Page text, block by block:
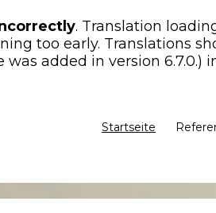
. Translation
too early. Translations
added in version 6.7.0.)
Startseite